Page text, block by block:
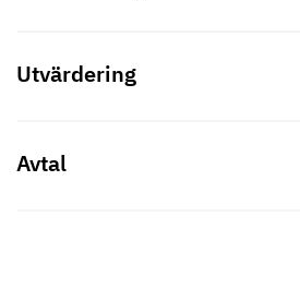
Utvärdering
Avtal